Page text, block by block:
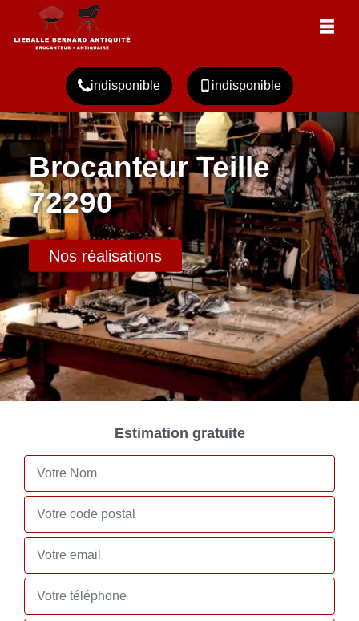
indisponible indisponible
Brocanteur Teille
72290
Nos réalisations
Estimation gratuite